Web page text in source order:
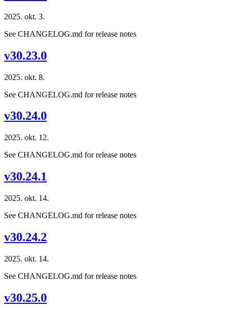
2025. okt. 3.
See CHANGELOG.md for release notes
v30.23.0
2025. okt. 8.
See CHANGELOG.md for release notes
v30.24.0
2025. okt. 12.
See CHANGELOG.md for release notes
v30.24.1
2025. okt. 14.
See CHANGELOG.md for release notes
v30.24.2
2025. okt. 14.
See CHANGELOG.md for release notes
v30.25.0